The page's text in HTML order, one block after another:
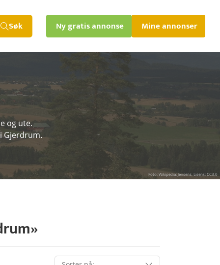
Søk Ny gratis annonse Mine annonser
og ute.
Gjerdrum.
Foto: Wikipedia: Jensens, Lisens: CC3.0
»